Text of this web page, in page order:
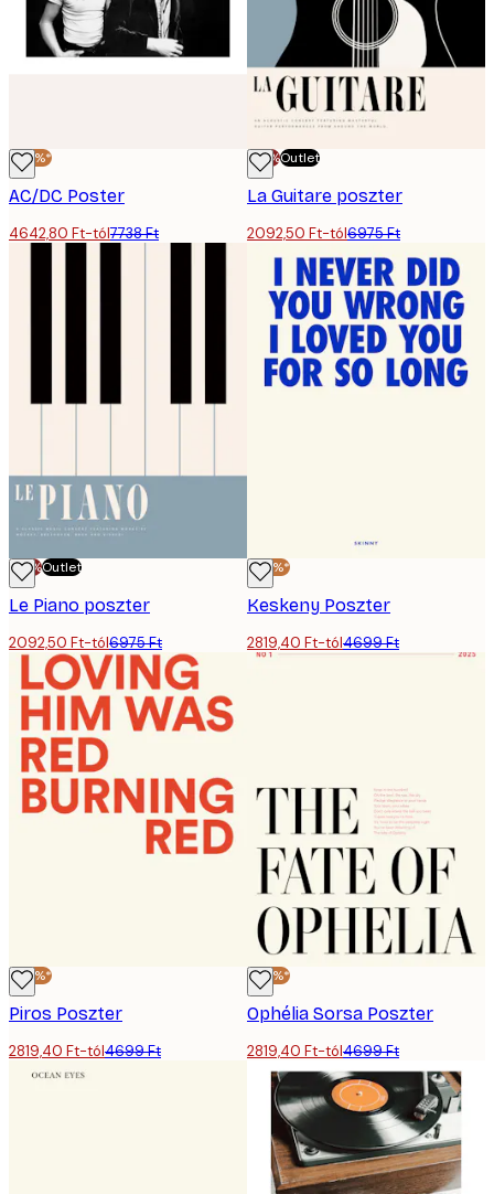
-40%*
AC/DC Poster
4642,80 Ft-tól7738 Ft
-70%Outlet
La Guitare poszter
2092,50 Ft-tól6975 Ft
-70%Outlet
Le Piano poszter
2092,50 Ft-tól6975 Ft
-40%*
Keskeny Poszter
2819,40 Ft-tól4699 Ft
-40%*
Piros Poszter
2819,40 Ft-tól4699 Ft
-40%*
Ophélia Sorsa Poszter
2819,40 Ft-tól4699 Ft